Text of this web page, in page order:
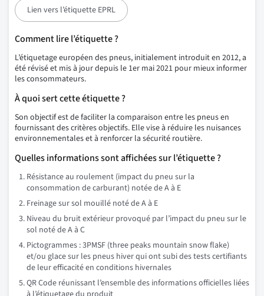
Lien vers l’étiquette EPRL
Comment lire l’étiquette ?
L’étiquetage européen des pneus, initialement introduit en 2012, a
été révisé et mis à jour depuis le 1er mai 2021 pour mieux informer
les consommateurs.
À quoi sert cette étiquette ?
Son objectif est de faciliter la comparaison entre les pneus en
fournissant des critères objectifs. Elle vise à réduire les nuisances
environnementales et à renforcer la sécurité routière.
Quelles informations sont affichées sur l’étiquette ?
Résistance au roulement (impact du pneu sur la
consommation de carburant) notée de A à E
Freinage sur sol mouillé noté de A à E
Niveau du bruit extérieur provoqué par l’impact du pneu sur le
sol noté de A à C
Pictogrammes : 3PMSF (three peaks mountain snow flake)
et/ou glace sur les pneus hiver qui ont subi des tests certifiants
de leur efficacité en conditions hivernales
QR Code réunissant l’ensemble des informations officielles liées